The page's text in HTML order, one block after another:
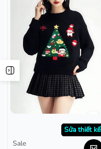
Sale
Sửa thiết kế